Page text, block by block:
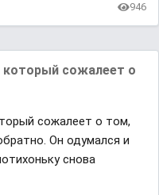
946
который сожалеет о
сожалеет о том,
Он одумался и
снова